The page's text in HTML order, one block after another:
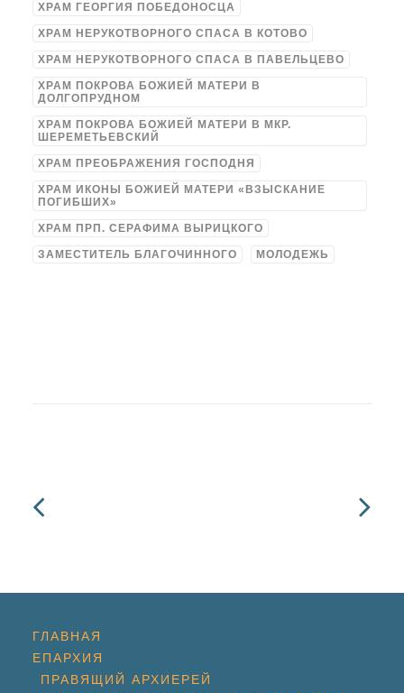
ХРАМ ГЕОРГИЯ ПОБЕДОНОСЦА
ХРАМ НЕРУКОТВОРНОГО СПАСА В КОТОВО
ХРАМ НЕРУКОТВОРНОГО СПАСА В ПАВЕЛЬЦЕВО
ХРАМ ПОКРОВА БОЖИЕЙ МАТЕРИ В
ДОЛГОПРУДНОМ
ХРАМ ПОКРОВА БОЖИЕЙ МАТЕРИ В МКР.
ШЕРЕМЕТЬЕВСКИЙ
ХРАМ ПРЕОБРАЖЕНИЯ ГОСПОДНЯ
ХРАМ ИКОНЫ БОЖИЕЙ МАТЕРИ «ВЗЫСКАНИЕ
ПОГИБШИХ»
ХРАМ ПРП. СЕРАФИМА ВЫРИЦКОГО
ЗАМЕСТИТЕЛЬ БЛАГОЧИННОГО МОЛОДЕЖЬ
ГЛАВНАЯ
ЕПАРХИЯ
ПРАВЯЩИЙ АРХИЕРЕЙ